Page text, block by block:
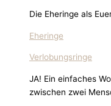
Die Eheringe als
Eheringe
Verlobungsringe
JA! Ein einfaches
zwischen zwei